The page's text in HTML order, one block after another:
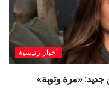
أخبار رئيسية
جديد: «مرة وتوبة»